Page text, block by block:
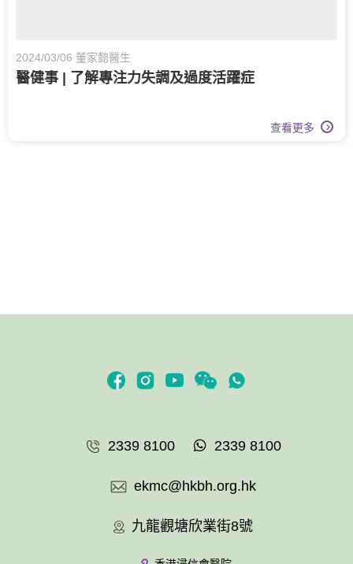
2024/03/06 董家懿醫生
醫健事 | 了解專注力失調及過度活躍症
查看更多
2339 8100 2339 8100
ekmc@hkbh.org.hk
九龍觀塘欣業街8號